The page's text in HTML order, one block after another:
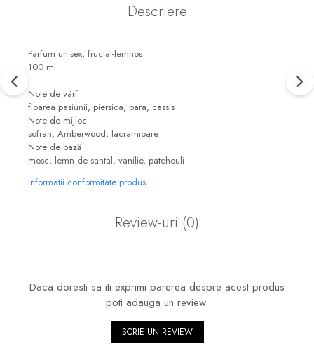
Descriere
Parfum unisex, fructat-lemnos
100 ml
Note de vârf
floarea pasiunii, piersica, para, cassis
Note de mijloc
sofran, Amberwood, lacramioare
Note de bază
mosc, lemn de santal, vanilie, patchouli
Informatii conformitate produs
Review-uri (0)
Daca doresti sa iti exprimi parerea despre acest produs
poti adauga un review.
SCRIE UN REVIEW